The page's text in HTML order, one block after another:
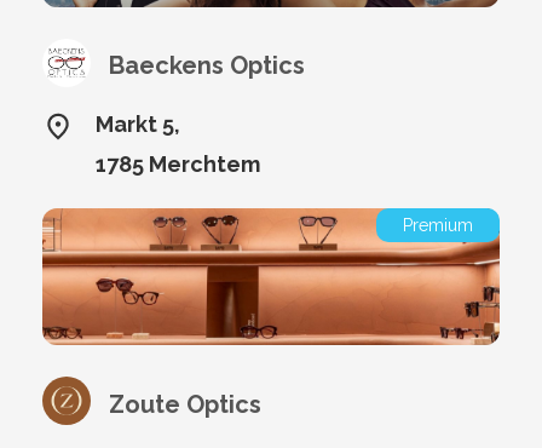
Baeckens Optics
Markt 5,
1785 Merchtem
Premium
Zoute Optics